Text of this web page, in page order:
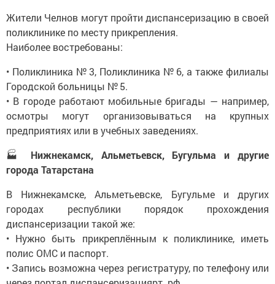
Жители Челнов могут пройти диспансеризацию в своей
поликлинике по месту прикрепления.
Наиболее востребованы:
• Поликлиника № 3, Поликлиника № 6, а также филиалы
Городской больницы № 5.
• В городе работают мобильные бригады — например,
осмотры могут организовываться на крупных
предприятиях или в учебных заведениях.
🏭
Нижнекамск, Альметьевск, Бугульма и другие
города Татарстана
В Нижнекамске, Альметьевске, Бугульме и других
городах республики порядок прохождения
диспансеризации такой же:
• Нужно быть прикреплённым к поликлинике, иметь
полис ОМС и паспорт.
• Запись возможна через регистратуру, по телефону или